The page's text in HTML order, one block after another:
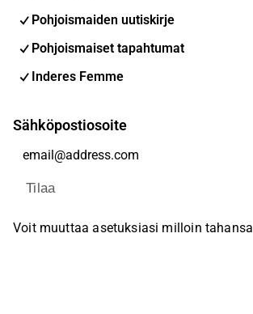
Pohjoismaiden uutiskirje
Pohjoismaiset tapahtumat
Inderes Femme
Sähköpostiosoite
Tilaa
Voit muuttaa asetuksiasi milloin tahansa